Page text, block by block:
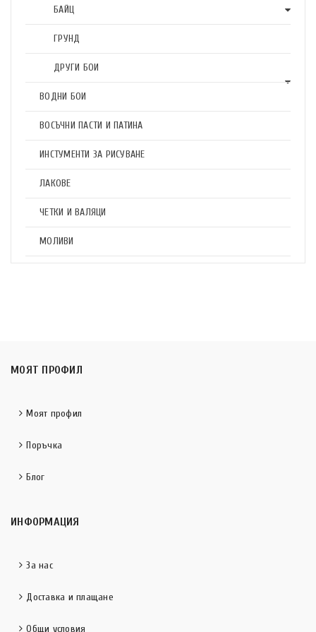
БАЙЦ
ГРУНД
ДРУГИ БОИ
ВОДНИ БОИ
ВОСЪЧНИ ПАСТИ И ПАТИНА
ИНСТУМЕНТИ ЗА РИСУВАНЕ
ЛАКОВЕ
ЧЕТКИ И ВАЛЯЦИ
МОЛИВИ
МОЯТ ПРОФИЛ
Моят профил
Поръчка
Блог
ИНФОРМАЦИЯ
За нас
Доставка и плащане
Общи условия